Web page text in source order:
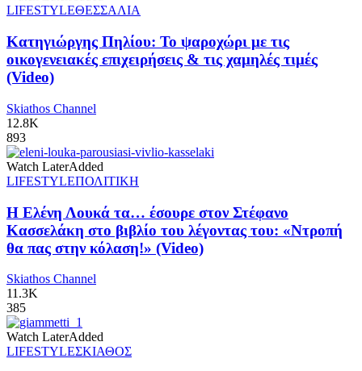
LIFESTYLEΘΕΣΣΑΛΙΑ
Κατηγιώργης Πηλίου: Το ψαροχώρι με τις
οικογενειακές επιχειρήσεις & τις χαμηλές τιμές
(Video)
Skiathos Channel
12.8K
893
Watch LaterAdded
LIFESTYLEΠΟΛΙΤΙΚΗ
Η Ελένη Λουκά τα… έσουρε στον Στέφανο
Κασσελάκη στο βιβλίο του λέγοντας του: «Ντροπή
θα πας στην κόλαση!» (Video)
Skiathos Channel
11.3K
385
Watch LaterAdded
LIFESTYLEΣΚΙΑΘΟΣ